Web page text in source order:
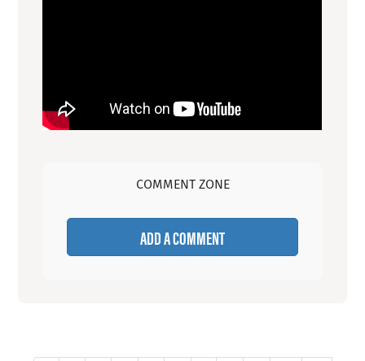
COMMENT ZONE
ADD A COMMENT